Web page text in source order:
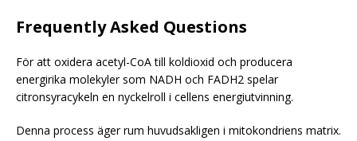
Frequently Asked Questions
För att oxidera acetyl-CoA till koldioxid och producera
energirika molekyler som NADH och FADH2 spelar
citronsyracykeln en nyckelroll i cellens energiutvinning.
Denna process äger rum huvudsakligen i mitokondriens matrix.